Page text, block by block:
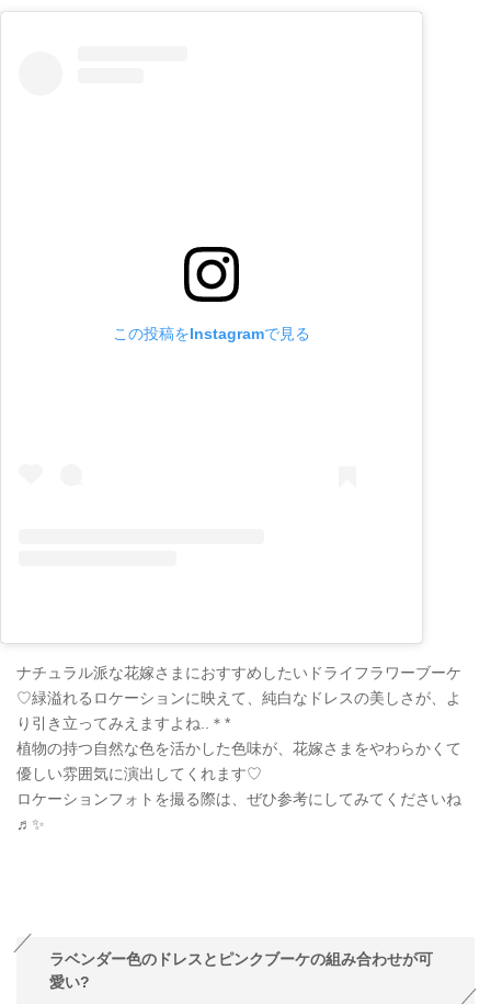
この投稿をInstagramで見る
ナチュラル派な花嫁さまにおすすめしたいドライフラワーブーケ
♡緑溢れるロケーションに映えて、純白なドレスの美しさが、よ
り引き立ってみえますよね..＊ *
植物の持つ自然な色を活かした色味が、花嫁さまをやわらかくて
優しい雰囲気に演出してくれます♡
ロケーションフォトを撮る際は、ぜひ参考にしてみてくださいね
♬✨
ラベンダー色のドレスとピンクブーケの組み合わせが可
愛い?